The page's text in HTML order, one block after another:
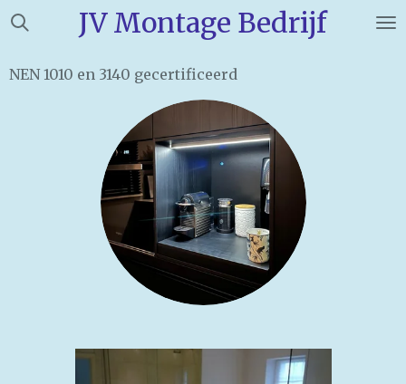
Ga
de
JV Montage Bedrijf
NEN 1010 en 3140 gecertificeerd